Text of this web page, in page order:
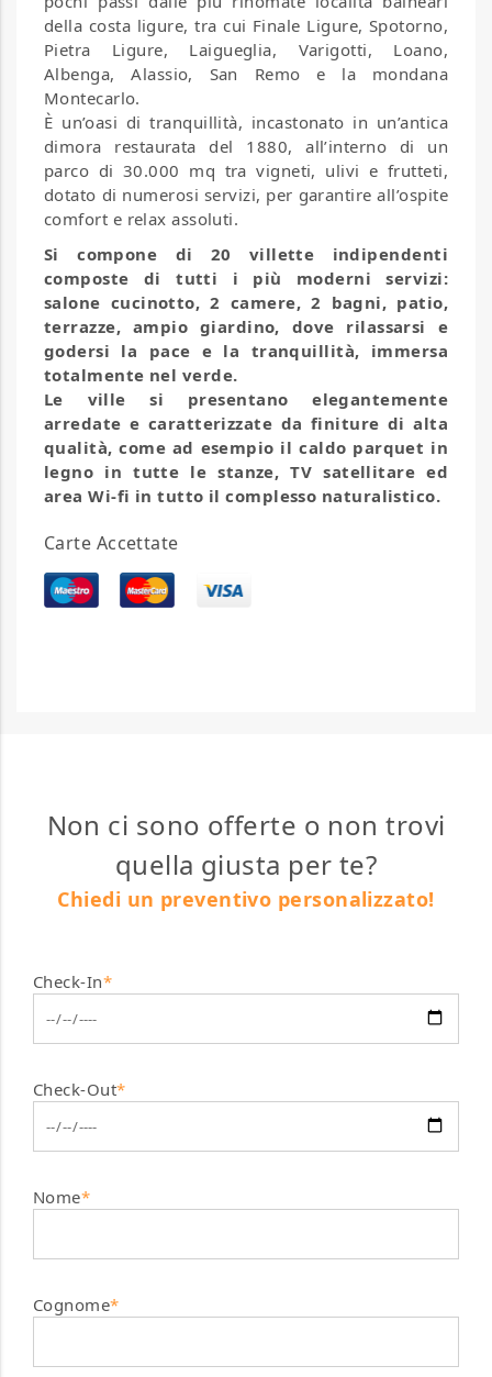
della costa ligure, tra cui Finale Ligure, Spotorno,
Pietra Ligure, Laigueglia, Varigotti, Loano,
Albenga, Alassio, San Remo e la mondana
Montecarlo.
È un’oasi di tranquillità, incastonato in un’antica
dimora restaurata del 1880, all’interno di un
parco di 30.000 mq tra vigneti, ulivi e frutteti,
dotato di numerosi servizi, per garantire all’ospite
comfort e relax assoluti.
Si compone di 20 villette indipendenti
composte di tutti i più moderni servizi:
salone cucinotto, 2 camere, 2 bagni, patio,
terrazze, ampio giardino, dove rilassarsi e
godersi la pace e la tranquillità, immersa
totalmente nel verde.
Le ville si presentano elegantemente
arredate e caratterizzate da finiture di alta
qualità, come ad esempio il caldo parquet in
legno in tutte le stanze, TV satellitare ed
area Wi-fi in tutto il complesso naturalistico.
Carte Accettate
Non ci sono offerte o non trovi
quella giusta per te?
Chiedi un preventivo personalizzato!
Check-In*
Check-Out*
Nome*
Cognome*